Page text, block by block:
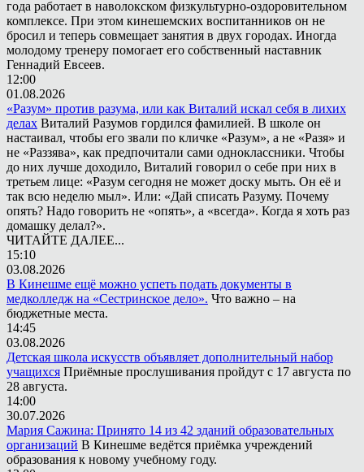
года работает в наволокском физкультурно-оздоровительном
комплексе. При этом кинешемских воспитанников он не
бросил и теперь совмещает занятия в двух городах. Иногда
молодому тренеру помогает его собственный наставник
Геннадий Евсеев.
12:00
01.08.2026
«Разум» против разума, или как Виталий искал себя в лихих
делах Виталий Разумов гордился фамилией. В школе он
настаивал, чтобы его звали по кличке «Разум», а не «Разя» и
не «Раззява», как предпочитали сами одноклассники. Чтобы
до них лучше доходило, Виталий говорил о себе при них в
третьем лице: «Разум сегодня не может доску мыть. Он её и
так всю неделю мыл». Или: «Дай списать Разуму. Почему
опять? Надо говорить не «опять», а «всегда». Когда я хоть раз
домашку делал?».
ЧИТАЙТЕ ДАЛЕЕ...
15:10
03.08.2026
В Кинешме ещё можно успеть подать документы в
медколледж на «Сестринское дело». Что важно – на
бюджетные места.
14:45
03.08.2026
Детская школа искусств объявляет дополнительный набор
учащихся Приёмные прослушивания пройдут с 17 августа по
28 августа.
14:00
30.07.2026
Мария Сажина: Принято 14 из 42 зданий образовательных
организаций В Кинешме ведётся приёмка учреждений
образования к новому учебному году.